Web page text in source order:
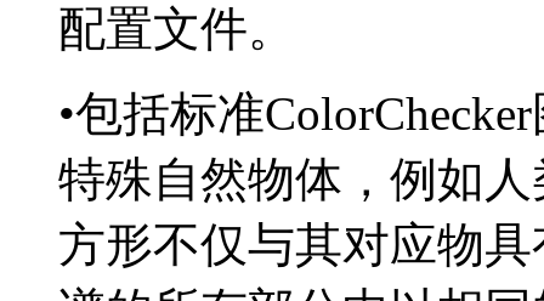
配置文件。
•包括标准ColorChecker
特殊自然物体，例如
方形不仅与其对应物